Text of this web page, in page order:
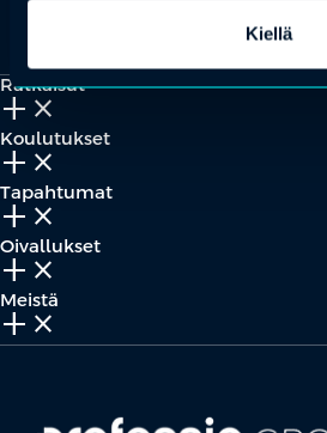
Kiellä
Ratkaisut
add_2 close
Koulutukset
add_2 close
Tapahtumat
add_2 close
Oivallukset
add_2 close
Meistä
add_2 close